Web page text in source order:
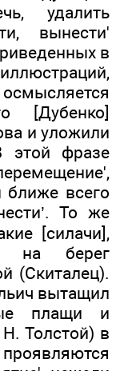
удалить
вынести'
в
[Дубенко]
и уложили
фразе
всего
То же
[силачи],
на берег
(Скиталец).
вытащил
плащи и
Толстой) в